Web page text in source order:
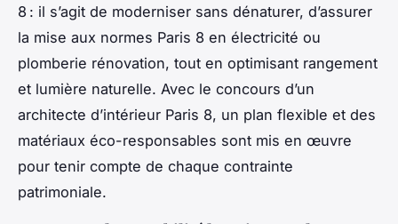
8 : il s’agit de moderniser sans dénaturer, d’assurer
la mise aux normes Paris 8 en électricité ou
plomberie rénovation, tout en optimisant rangement
et lumière naturelle. Avec le concours d’un
architecte d’intérieur Paris 8, un plan flexible et des
matériaux éco-responsables sont mis en œuvre
pour tenir compte de chaque contrainte
patrimoniale.